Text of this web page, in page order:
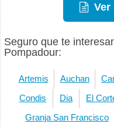
Ver
Seguro que te
Pompadour:
Artemis Auchan
Condis Dia El
Granja San Francisco